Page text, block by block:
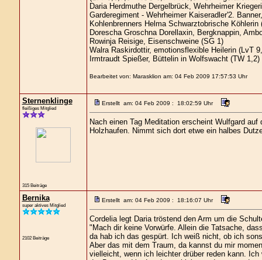
Daria Herdmuthe Dergelbrück, Wehrheimer
Garderegiment - Wehrheimer Kaiseradler'2.
Kohlenbrenners Helma Schwarztobrische Köhlerin
Dorescha Groschna Dorellaxin, Bergknappin,
Rowinja Reisige, Eisenschweine (SG 1)
Walra Raskirdottir, emotionsflexible Heilerin (LvT
Irmtraudt Spießer, Büttelin in Wolfswacht (TW 1,2)
Bearbeitet von: Marasklion am: 04 Feb 2009 17:57:53 Uhr
Sternenklinge
fleißiges Mitglied
315 Beiträge
Erstellt am: 04 Feb 2009 : 18:02:59 Uhr
Nach einen Tag Meditation erscheint Wulfgard
Holzhaufen. Nimmt sich dort etwe ein halbes
Bernika
super aktives Mitglied
2102 Beiträge
Erstellt am: 04 Feb 2009 : 18:16:07 Uhr
Cordelia legt Daria tröstend den Arm um die
"Mach dir keine Vorwürfe. Allein die Tatsache,
da hab ich das gespürt. Ich weiß nicht, ob ich
Aber das mit dem Traum, da kannst du mir
vielleicht, wenn ich leichter drüber reden kann.